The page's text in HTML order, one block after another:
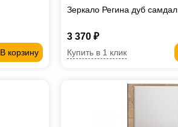
В корзину
Зеркало Регина дуб самдал
3 370 ₽
Купить в 1 клик